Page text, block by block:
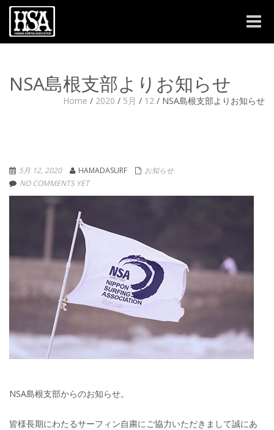
Toggle
NSA島根支部よりお知らせ
Home / 2020 / 5月 / 12 / NSA島根支部よりお知らせ
5月 12, 2020 HAMADASURF
お知らせ
NO COMMENTS YET
NSA島根支部からのお知らせ。
皆様長期にわたるサーフィン自粛にご協力いただきまして誠にあ